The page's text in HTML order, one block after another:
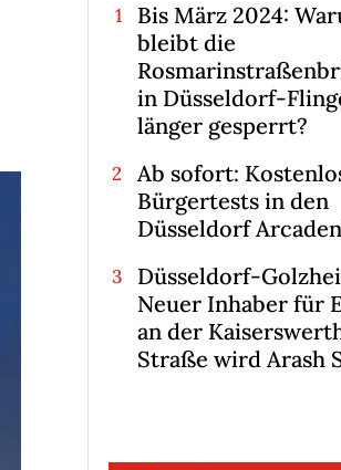
Bis März 2024:
bleibt die
in Düsseldorf-
länger gesperrt?
Ab sofort:
Bürgertests in den
Düsseldorf
Düsseldorf-
Neuer Inhaber für
an der
Straße wird Arash